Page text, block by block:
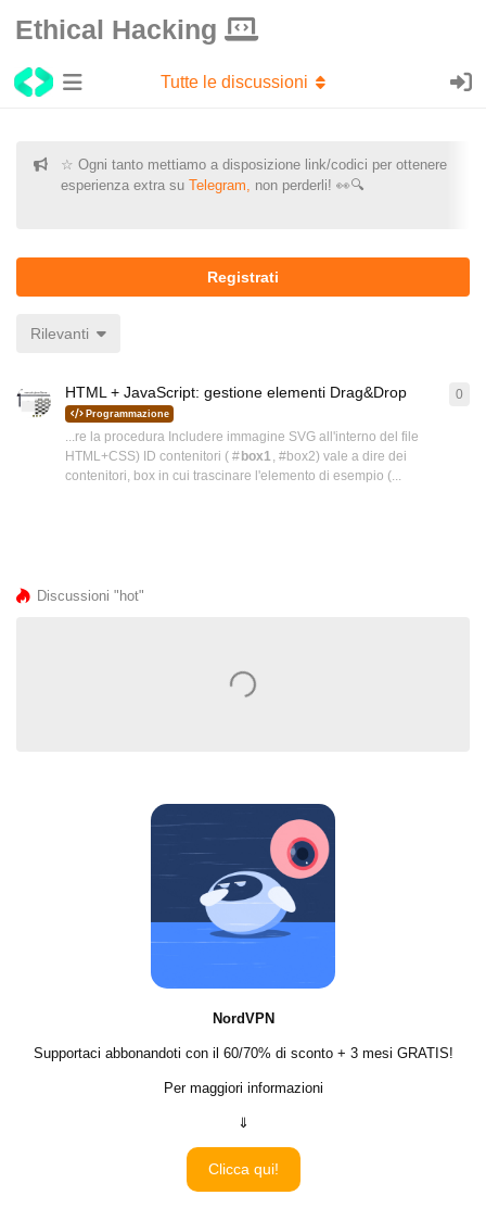
Ethical Hacking
☆ Ogni tanto mettiamo a disposizione link/codici per ottenere
esperienza extra su Telegram, non perderli! 👀🔍
Registrati
Tutte le discussioni
Rilevanti
HTML + JavaScript: gestione elementi Drag&Drop
Programmazione
...re la procedura Includere immagine SVG all'interno del file
HTML+CSS) ID contenitori ( # box1, #box2) vale a dire dei
contenitori, box in cui trascinare l'elemento di esempio (...
0
Discussioni "hot"
NordVPN
Supportaci abbonandoti con il 60/70% di sconto + 3 mesi GRATIS!
Per maggiori informazioni
⇓
Clicca qui!